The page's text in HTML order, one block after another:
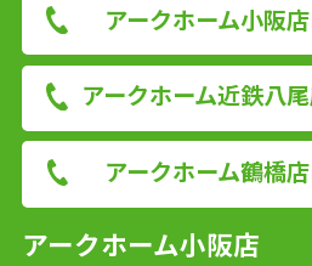
アークホーム小阪
アークホーム近鉄八
アークホーム鶴橋
アークホーム小阪店